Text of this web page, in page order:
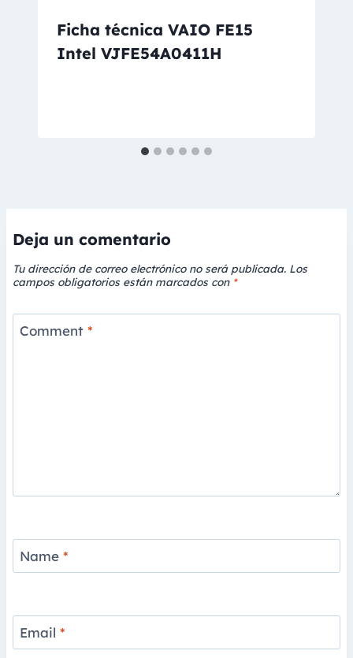
Ficha técnica VAIO FE15
Intel VJFE54A0411H
Deja un comentario
Tu dirección de correo electrónico no será publicada. Los
campos obligatorios están marcados con *
Comment *
Name *
Email *